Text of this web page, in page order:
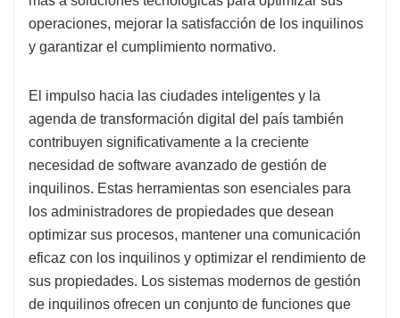
operaciones, mejorar la satisfacción de los inquilinos
y garantizar el cumplimiento normativo.
El impulso hacia las ciudades inteligentes y la
agenda de transformación digital del país también
contribuyen significativamente a la creciente
necesidad de software avanzado de gestión de
inquilinos. Estas herramientas son esenciales para
los administradores de propiedades que desean
optimizar sus procesos, mantener una comunicación
eficaz con los inquilinos y optimizar el rendimiento de
sus propiedades. Los sistemas modernos de gestión
de inquilinos ofrecen un conjunto de funciones que